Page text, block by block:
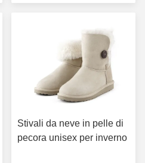
Stivali da neve in pelle di
pecora unisex per inverno